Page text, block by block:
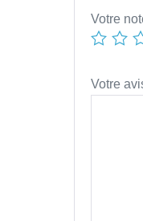
Votre
Votre